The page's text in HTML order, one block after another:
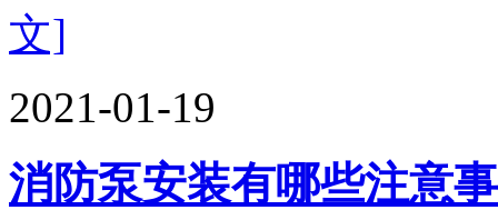
文]
2021-01-19
消防泵安装有哪些注意